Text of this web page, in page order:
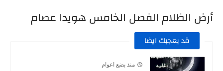
أرض الظلام الفصل الخامس هويدا عصام
قد يعجبك ايضا
منذ بضع اعوام